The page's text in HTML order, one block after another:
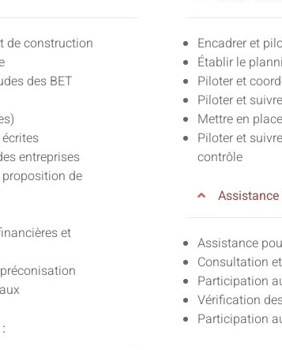
de construction
des BET
entreprises
de
et
Encadrer et
Établir le
Piloter et
Piloter et
Mettre en
Piloter et
contrôle
Assistance
Consultation
Participation
Vérification
Participation